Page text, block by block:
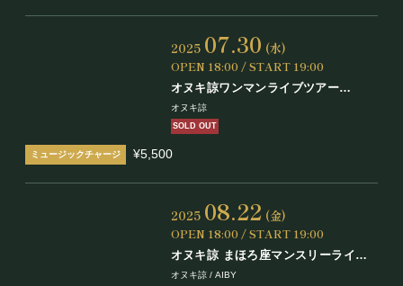
2025 07.30 (水)
OPEN 18:00 / START 19:00
オヌキ諒ワンマンライブツアー
「キセキ」
オヌキ諒
SOLD OUT
¥5,500
2025 08.22 (金)
OPEN 18:00 / START 19:00
オヌキ諒 まほろ座マンスリーライブ
Vol.1
オヌキ諒 / AIBY